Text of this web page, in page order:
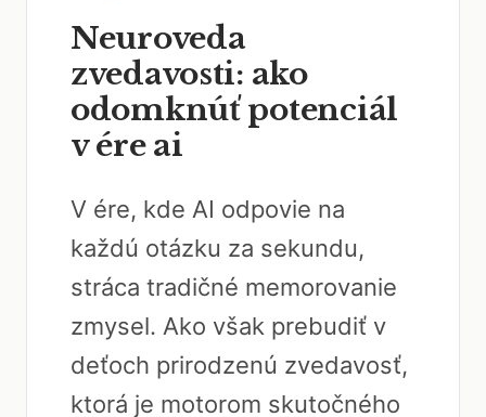
Neuroveda
zvedavosti: ako
odomknúť potenciál
v ére ai
V ére, kde AI odpovie na
každú otázku za sekundu,
stráca tradičné memorovanie
zmysel. Ako však prebudiť v
deťoch prirodzenú zvedavosť,
ktorá je motorom skutočného